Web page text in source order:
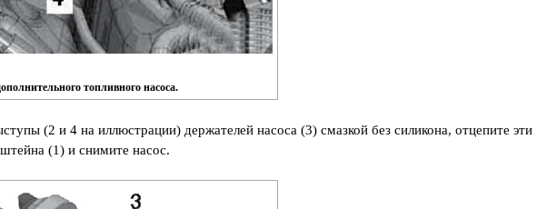
топливного насоса.
(2 и 4 на иллюстрации) держателей насоса (3) смазкой без силикона, отцепите эти
(1) и снимите насос.